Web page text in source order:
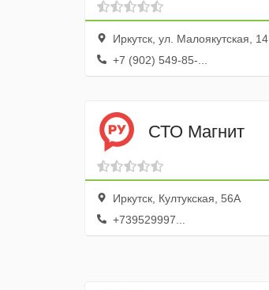
Иркутск, ул. Малоякутская, 14
+7 (902) 549-85-...
СТО Магнит
Иркутск, Култукская, 56А
+739529997...